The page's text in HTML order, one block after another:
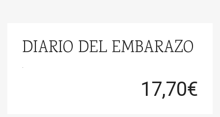
DIARIO DEL EMBARAZO
.
17,70€